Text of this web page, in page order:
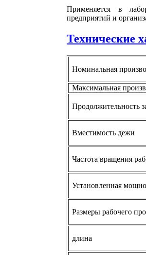
Применяется в
предприятий и
Технические
Номинальная
Максимальная
Продолжительность
Вместимость дежи
Частота вращения
Установленная
Размеры рабочего
длина